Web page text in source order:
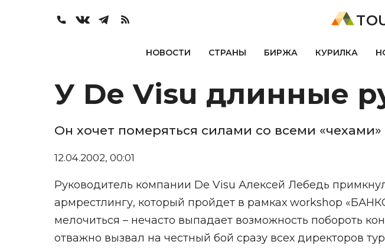
НОВОСТИ СТРАНЫ БИРЖА КУРИЛКА
У De Visu длинные
Он хочет померяться силами со всеми «чехами»
12.04.2002, 00:01
Руководитель компании De Visu Алексей Лебедь
армрестлингу, который пройдет в рамках workshop
мелочиться – нечасто выпадает возможность побороть
отважно вызвал на честный бой сразу всех директоров